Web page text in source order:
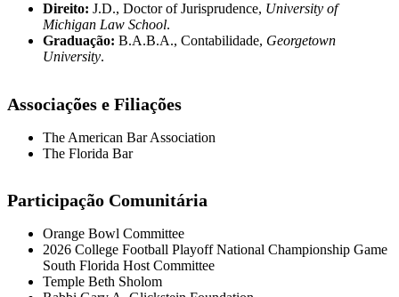
Direito: J.D., Doctor of Jurisprudence, University of
Michigan Law School.
Graduação: B.A.B.A., Contabilidade, Georgetown
University.
Associações e Filiações
The American Bar Association
The Florida Bar
Participação Comunitária
Orange Bowl Committee
2026 College Football Playoff National Championship Game
South Florida Host Committee
Temple Beth Sholom